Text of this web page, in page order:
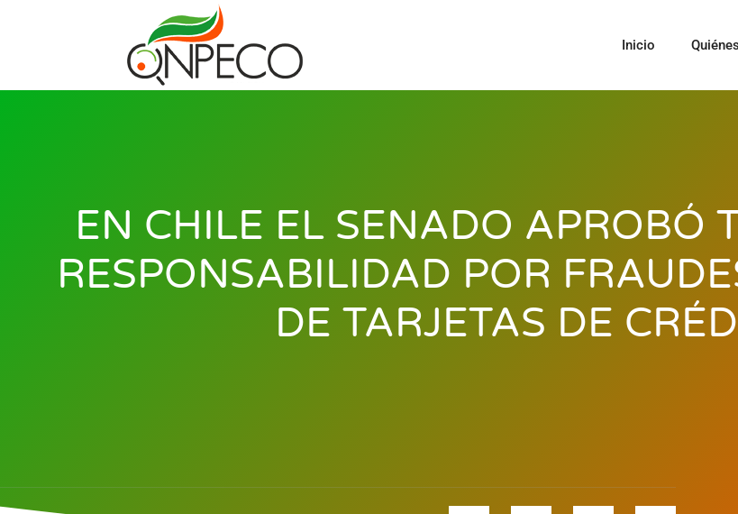
Inicio
EN CHILE EL SENADO APROBÓ
RESPONSABILIDAD POR
DE TARJETAS DE